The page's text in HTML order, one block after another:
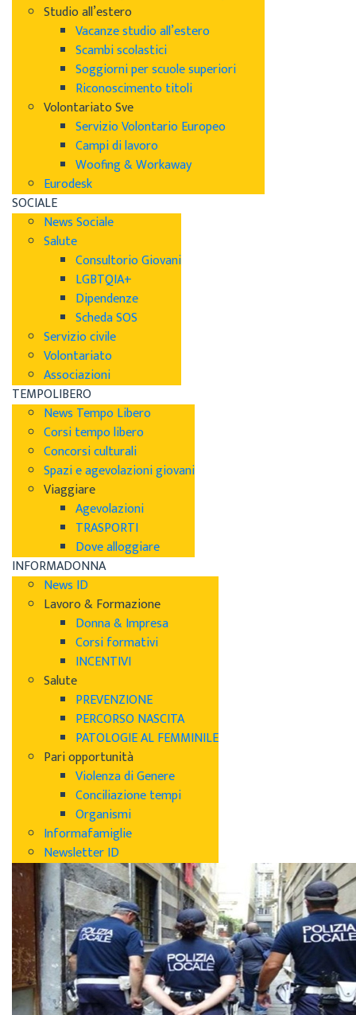
Studio all’estero
Vacanze studio all’estero
Scambi scolastici
Soggiorni per scuole superiori
Riconoscimento titoli
Volontariato Sve
Servizio Volontario Europeo
Campi di lavoro
Woofing & Workaway
Eurodesk
SOCIALE
News Sociale
Salute
Consultorio Giovani
LGBTQIA+
Dipendenze
Scheda SOS
Servizio civile
Volontariato
Associazioni
TEMPOLIBERO
News Tempo Libero
Corsi tempo libero
Concorsi culturali
Spazi e agevolazioni giovani
Viaggiare
Agevolazioni
TRASPORTI
Dove alloggiare
INFORMADONNA
News ID
Lavoro & Formazione
Donna & Impresa
Corsi formativi
INCENTIVI
Salute
PREVENZIONE
PERCORSO NASCITA
PATOLOGIE AL FEMMINILE
Pari opportunità
Violenza di Genere
Conciliazione tempi
Organismi
Informafamiglie
Newsletter ID